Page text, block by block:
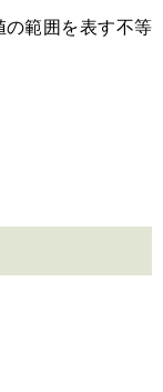
の範囲を表す不等